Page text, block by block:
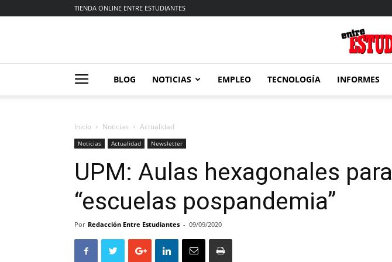
TIENDA ONLINE ENTRE ESTUDIANTES
BLOG NOTICIAS EMPLEO TECNOLOGÍA INFORMES
Inicio Noticias Actualidad
Noticias Actualidad Newsletter
UPM: Aulas hexagonales para
“escuelas pospandemia”
Por Redacción Entre Estudiantes - 09/09/2020